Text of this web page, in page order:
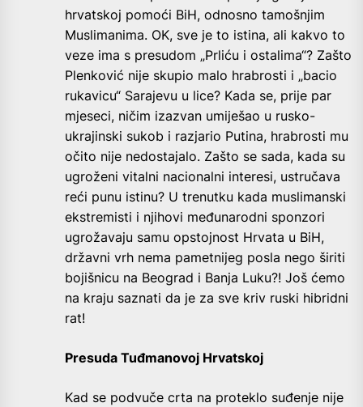
hrvatskoj pomoći BiH, odnosno tamošnjim
Muslimanima. OK, sve je to istina, ali kakvo to
veze ima s presudom „Prliću i ostalima“? Zašto
Plenković nije skupio malo hrabrosti i „bacio
rukavicu“ Sarajevu u lice? Kada se, prije par
mjeseci, ničim izazvan umiješao u rusko-
ukrajinski sukob i razjario Putina, hrabrosti mu
očito nije nedostajalo. Zašto se sada, kada su
ugroženi vitalni nacionalni interesi, ustručava
reći punu istinu? U trenutku kada muslimanski
ekstremisti i njihovi međunarodni sponzori
ugrožavaju samu opstojnost Hrvata u BiH,
državni vrh nema pametnijeg posla nego širiti
bojišnicu na Beograd i Banja Luku?! Još ćemo
na kraju saznati da je za sve kriv ruski hibridni
rat!
Presuda Tuđmanovoj Hrvatskoj
Kad se podvuče crta na proteklo suđenje nije